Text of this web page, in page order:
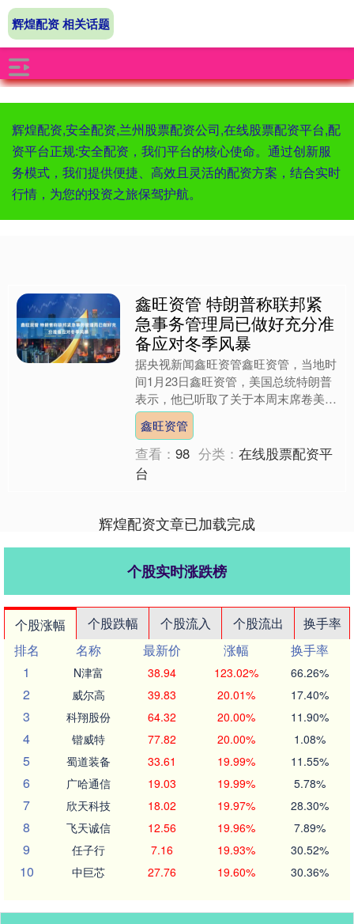
辉煌配资,安全配资,兰州股票配资公司,在线股票配资平台,配
资平台正规:安全配资，我们平台的核心使命。通过创新服
务模式，我们提供便捷、高效且灵活的配资方案，结合实时
行情，为您的投资之旅保驾护航。
辉煌配资 相关话题
鑫旺资管 特朗普称联邦紧
急事务管理局已做好充分准
备应对冬季风暴
据央视新闻鑫旺资管鑫旺资管，当地时
间1月23日鑫旺资管，美国总统特朗普
表示，他已听取了关于本周末席卷美国
大部分地区的危险冬季风暴的简报，并
补充说，政府正在与各级....
鑫旺资管
查看：98 分类：在线股票配资平
台
辉煌配资文章已加载完成
个股实时涨跌榜
个股涨幅 个股跌幅 个股流入 个股流出
换手率
排名
名称 最新价 涨幅
换手率
1
N津富 38.94 123.02% 66.26%
2 威尔高 39.83 20.01% 17.40%
3 科翔股份 64.32 20.00% 11.90%
4 锴威特 77.82 20.00% 1.08%
5 蜀道装备 33.61 19.99% 11.55%
6 广哈通信 19.03 19.99% 5.78%
7 欣天科技 18.02 19.97% 28.30%
8 飞天诚信 12.56 19.96% 7.89%
9 任子行 7.16 19.93% 30.52%
10 中巨芯 27.76 19.60% 30.36%